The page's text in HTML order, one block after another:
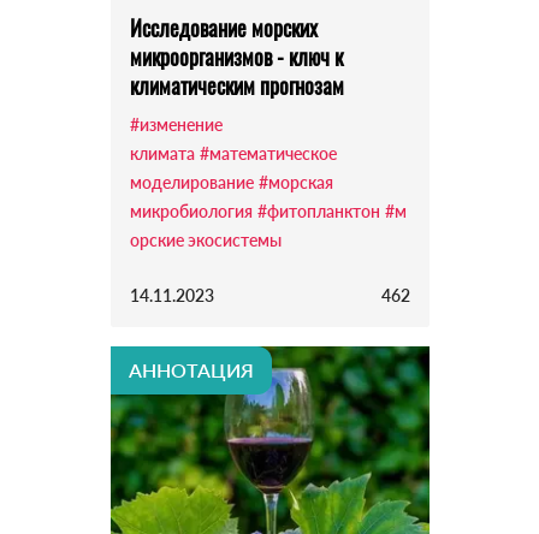
Исследование морских
микроорганизмов - ключ к
климатическим прогнозам
#изменение
климата #математическое
моделирование #морская
микробиология #фитопланктон #м
орские экосистемы
14.11.2023 462
АННОТАЦИЯ